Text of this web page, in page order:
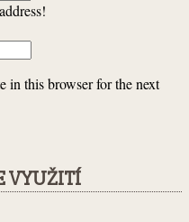
in this browser for the next
VYUŽITÍ